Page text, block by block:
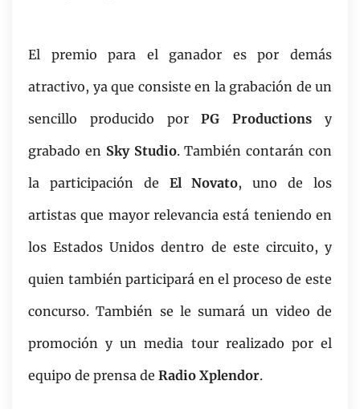
El premio para el ganador es por demás
atractivo, ya que consiste en la grabación de un
sencillo producido porPG Productions y
grabado en Sky Studio. También contarán con
la participación de El Novato, uno de los
artistas que mayor relevancia está teniendo en
los Estados Unidos dentro de este circuito, y
quien también participará en el proceso de este
concurso. También se le sumará un video de
promoción y un media tour realizado por el
equipo de prensa de Radio Xplendor.